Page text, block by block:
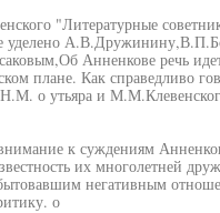
"Литературные
уделено
Анненкове речь
плане. Как справедливо
о утьяра и
к суждениям
их многолетней
бытовавшим негативным
о